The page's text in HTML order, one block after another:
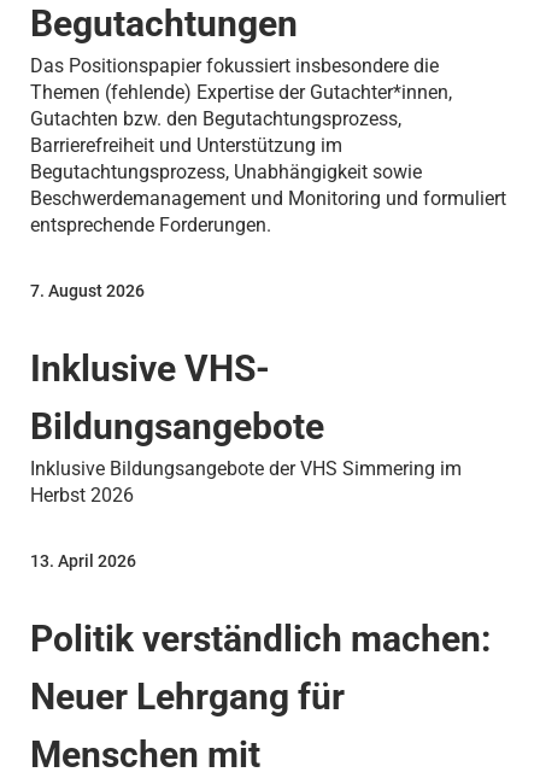
Begutachtungen
Das Positionspapier fokussiert insbesondere die
Themen (fehlende) Expertise der Gutachter*innen,
Gutachten bzw. den Begutachtungsprozess,
Barrierefreiheit und Unterstützung im
Begutachtungsprozess, Unabhängigkeit sowie
Beschwerdemanagement und Monitoring und formuliert
entsprechende Forderungen.
Inklusive VHS-
Bildungsangebote
7. August 2026
Inklusive Bildungsangebote der VHS Simmering im
Herbst 2026
Politik verständlich machen:
Neuer Lehrgang für
Menschen mit
13. April 2026